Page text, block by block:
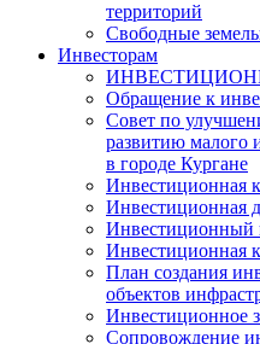
территорий
Свободные
Инвесторам
Обращение к
Совет по
развитию малого
в городе Кургане
Инвестиционная
Инвестиционная
Инвестиционный
Инвестиционная
План создания
объектов
Инвестиционное
Сопровождение